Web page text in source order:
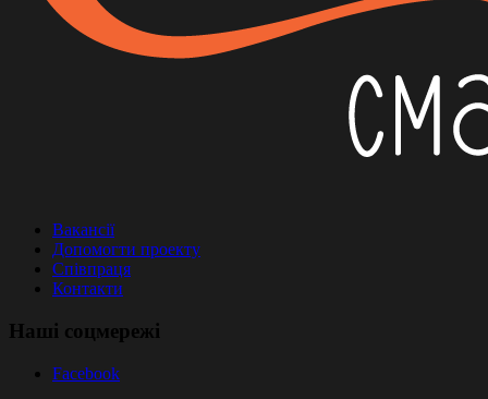
Вакансії
Допомогти проекту
Співпраця
Контакти
Наші соцмережі
Facebook